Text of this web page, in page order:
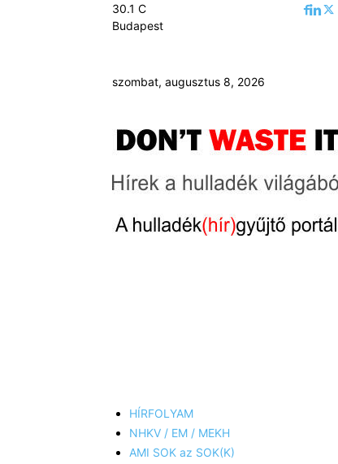
30.1 C
Budapest
szombat, augusztus 8, 2026
HÍRFOLYAM
NHKV / EM / MEKH
AMI SOK az SOK(K)